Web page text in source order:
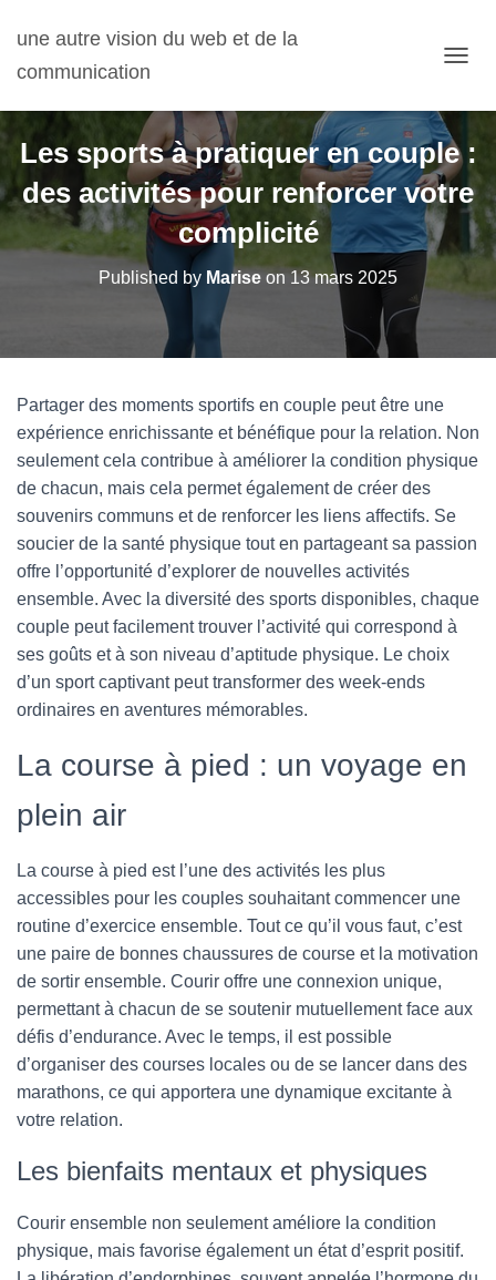
une autre vision du web et de la
communication
Les sports à pratiquer en couple :
des activités pour renforcer votre
complicité
Published by Marise on 13 mars 2025
Partager des moments sportifs en couple peut être une
expérience enrichissante et bénéfique pour la relation. Non
seulement cela contribue à améliorer la condition physique
de chacun, mais cela permet également de créer des
souvenirs communs et de renforcer les liens affectifs. Se
soucier de la santé physique tout en partageant sa passion
offre l’opportunité d’explorer de nouvelles activités
ensemble. Avec la diversité des sports disponibles, chaque
couple peut facilement trouver l’activité qui correspond à
ses goûts et à son niveau d’aptitude physique. Le choix
d’un sport captivant peut transformer des week-ends
ordinaires en aventures mémorables.
La course à pied : un voyage en
plein air
La course à pied est l’une des activités les plus
accessibles pour les couples souhaitant commencer une
routine d’exercice ensemble. Tout ce qu’il vous faut, c’est
une paire de bonnes chaussures de course et la motivation
de sortir ensemble. Courir offre une connexion unique,
permettant à chacun de se soutenir mutuellement face aux
défis d’endurance. Avec le temps, il est possible
d’organiser des courses locales ou de se lancer dans des
marathons, ce qui apportera une dynamique excitante à
votre relation.
Les bienfaits mentaux et physiques
Courir ensemble non seulement améliore la condition
physique, mais favorise également un état d’esprit positif.